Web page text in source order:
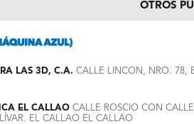
OTROS
LAS 3D, C.A. CALLE LINCON, NRO. 78,
EL CALLAO CALLE ROSCIO CON
EL CALLAO EL CALLAO